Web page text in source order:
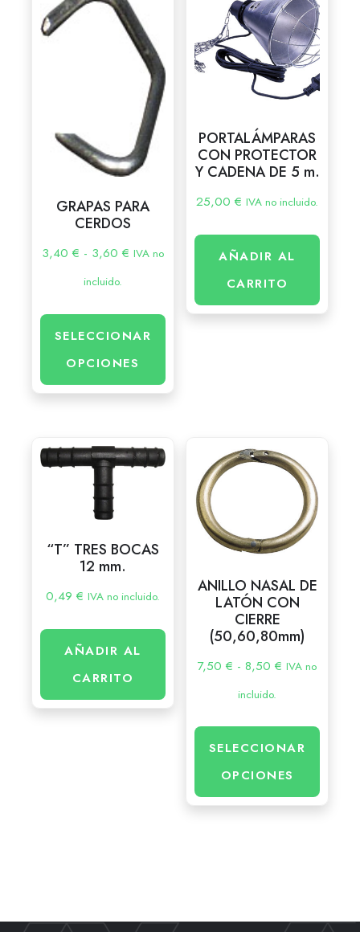
GRAPAS PARA
CERDOS
3,40 € - 3,60 € IVA no
incluido.
SELECCIONAR
OPCIONES
PORTALÁMPARAS
CON PROTECTOR
Y CADENA DE 5 m.
25,00€ IVA no incluido.
AÑADIR AL
CARRITO
“T” TRES BOCAS
12 mm.
0,49 € IVA no incluido.
AÑADIR AL
CARRITO
ANILLO NASAL DE
LATÓN CON
CIERRE
(50,60,80mm)
7,50€ - 8,50€ IVA no
incluido.
SELECCIONAR
OPCIONES